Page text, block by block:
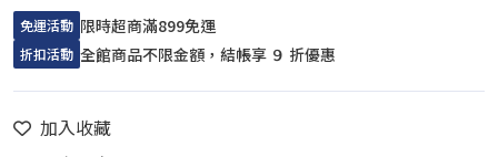
免運活動 限時超商滿899免運
折扣活動 全館商品不限金額，結帳享 ９ 折優惠
加入收藏